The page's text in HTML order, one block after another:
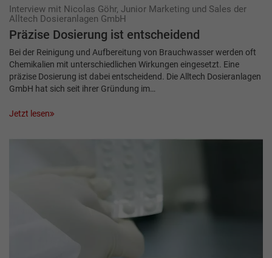
Interview mit Nicolas Göhr, Junior Marketing und Sales der
Alltech Dosieranlagen GmbH
Präzise Dosierung ist entscheidend
Bei der Reinigung und Aufbereitung von Brauchwasser werden oft
Chemikalien mit unterschiedlichen Wirkungen eingesetzt. Eine
präzise Dosierung ist dabei entscheidend. Die Alltech Dosieranlagen
GmbH hat sich seit ihrer Gründung im…
Jetzt lesen